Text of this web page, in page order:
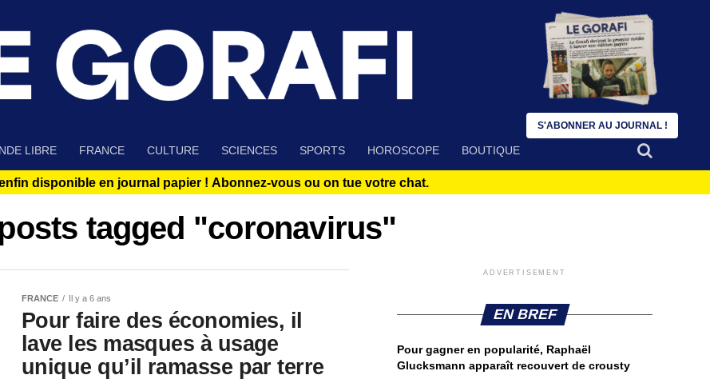
LIBRE FRANCE CULTURE SCIENCES SPORTS HOROSCOPE BOUTIQUE
disponible en journal papier ! Abonnez-vous ou on tue votre chat.
tagged "coronavirus"
FRANCE Il y a 6 ans
Pour faire des économies, il
lave les masques à usage
unique qu’il ramasse par terre
ADVERTISEMENT
EN BREF
Pour gagner en popularité, Raphaël
Glucksmann apparaît recouvert de crousty
S'ABONNER AU JOURNAL !